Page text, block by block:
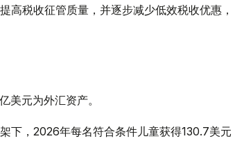
高税收征管质量，并逐步减少低效税收优惠，
元为外汇资产。
下，2026年每名符合条件儿童获得130.7美元